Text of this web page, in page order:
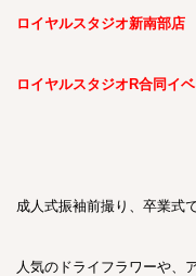
ロイヤルスタジオ新南部店
ロイヤルスタジオR合同イ
成人式振袖前撮り、卒業式
人気のドライフラワーや、